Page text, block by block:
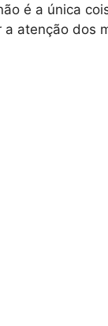
é a única
atenção dos